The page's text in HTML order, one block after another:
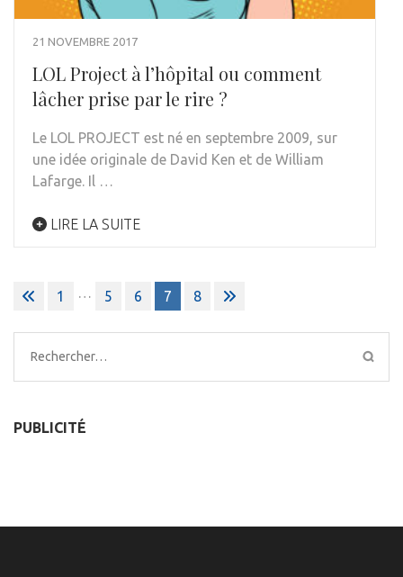
21 NOVEMBRE 2017
LOL Project à l’hôpital ou comment
lâcher prise par le rire ?
Le LOL PROJECT est né en septembre 2009, sur
une idée originale de David Ken et de William
Lafarge. Il …
LIRE LA SUITE
Pagination
publications
1 … 5 6 7 8
Rechercher :
PUBLICITÉ